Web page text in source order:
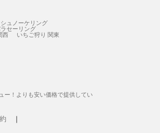
ュノーケリング
セーリング
西 いちご狩り 関東
ー！よりも安い価格で提供してい